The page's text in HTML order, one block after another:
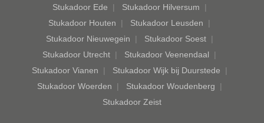
Stukadoor Ede
Stukadoor Hilversum
Stukadoor Houten
Stukadoor Leusden
Stukadoor Nieuwegein
Stukadoor Soest
Stukadoor Utrecht
Stukadoor Veenendaal
Stukadoor Vianen
Stukadoor Wijk bij Duurstede
Stukadoor Woerden
Stukadoor Woudenberg
Stukadoor Zeist